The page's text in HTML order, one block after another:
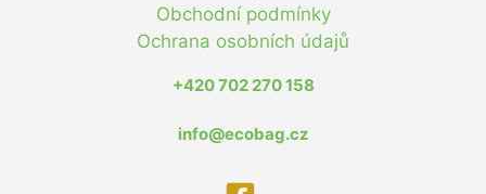
Obchodní podmínky
Ochrana osobních údajů
+420 702 270 158
info@ecobag.cz